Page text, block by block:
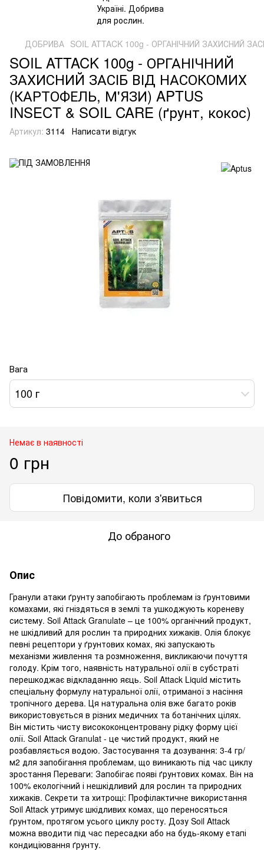
ДОБРИВА SOIL ATTACK 100g - ОРГАНІЧНИЙ ЗАХИСНИЙ
SOIL ATTACK 100g - ОРГАНІЧНИЙ
ЗАХИСНИЙ ЗАСІБ ВІД НАСОКОМИХ
(КАРТОФЕЛЬ, М'ЯЗИ) APTUS
INSECT & SOIL CARE (ґрунт, кокос)
Артикул: 3114 Написати відгук
Вага
100 г
Немає в наявності
0 грн
Повідомити, коли з'явиться
До обраного
Опис
Гранули атаки ґрунту запобігають проблемам із ґрунтовими
комахами, які гніздяться в землі та ушкоджують кореневу
систему. Soil Attack Granulate – це 100% органічний продукт,
не шкідливий для рослин та природних хижаків. Олія блокує
певні рецептори у ґрунтових комах, які запускають
механізми живлення та розмноження, викликаючи почуття
голоду. Крім того, наявність натуральної олії в субстраті
перешкоджає відкладанню яєць. Soil Attack Liquid містить
спеціальну формулу натуральної олії, отриманої з насіння
тропічного дерева. Ця натуральна олія вже багато років
використовується в різних медичних та ботанічних цілях.
Він містить чисту висококонцентровану рідку форму цієї
олії. Soil Attack Granulat - це чистий продукт, який не
розбавляється водою. Застосування та дозування: 3-4 гр/
м2 для запобігання проблемам, що виникають під час циклу
зростання Переваги: ​​Запобігає появі ґрунтових комах. Він на
100% екологічний і нешкідливий для рослин та природних
хижаків. Секрети та хитрощі: Профілактичне використання
Soil Attack утримує шкідливих комах, що переносяться
ґрунтом, протягом усього циклу росту. Дозу Soil Attack
можна вводити під час пересадки або на будь-якому етапі
кондиціювання ґрунту.